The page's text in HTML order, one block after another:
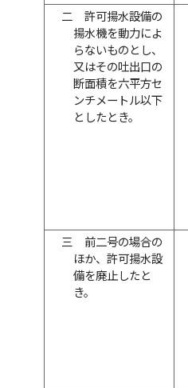
二
許可揚水設備の
揚水機を動力によ
らないものとし、
又はその吐出口の
断面積を六平方セ
ンチメートル以下
としたとき。
三
前二号の場合の
ほか、許可揚水設
備を廃止したと
き。